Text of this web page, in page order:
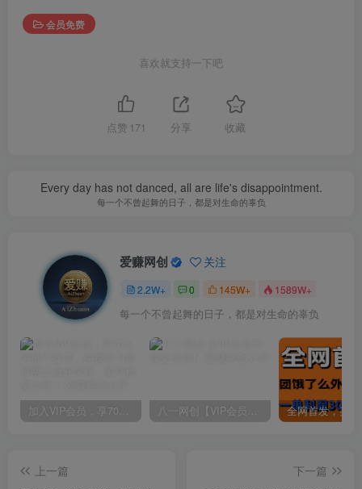
会员免费
喜欢就支持一下吧
点赞 171 分享 收藏
Every day has not danced, all are life's disappointment.
每一个不曾起舞的日子，都是对生命的辜负
爱赚网创 关注
2.2W+ 0 145W+ 1589W+
每一个不曾起舞的日子，都是对生命的辜负
加入VIP会员，享70%的推广提成，免费学习多种网上创业课程，菜鸟秒变大神！ 八一网创【VIP会员专属交流群】
上一篇
下一篇